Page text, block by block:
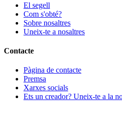
El segell
Com s'obté?
Sobre nosaltres
Uneix-te a nosaltres
Contacte
Pàgina de contacte
Premsa
Xarxes socials
Ets un creador? Uneix-te a la